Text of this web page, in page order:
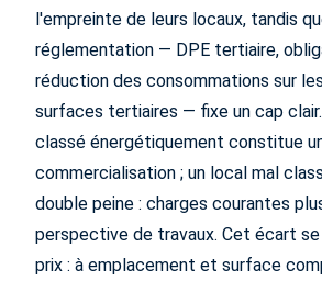
l'empreinte de leurs locaux, tandis
réglementation — DPE tertiaire,
réduction des consommations sur
surfaces tertiaires — fixe un cap
classé énergétiquement constitue
commercialisation ; un local mal
double peine : charges courantes
perspective de travaux. Cet écart
prix : à emplacement et surface